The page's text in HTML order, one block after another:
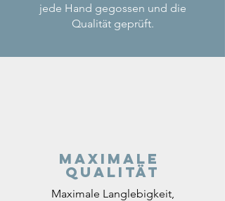
jede Hand gegossen und die
Qualität geprüft.
Maximale
Qualität
Maximale Langlebigkeit,